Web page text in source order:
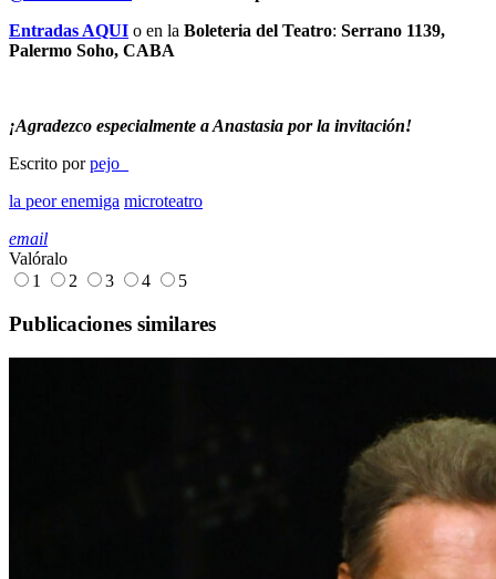
Entradas AQUI o en la Boleteria del Teatro: Serrano 1139,
Palermo Soho, CABA
¡Agradezco especialmente a Anastasia por la invitación!
Escrito porpejo_
la peor enemiga microteatro
email
Valóralo
1
2 3 4 5
Publicaciones similares